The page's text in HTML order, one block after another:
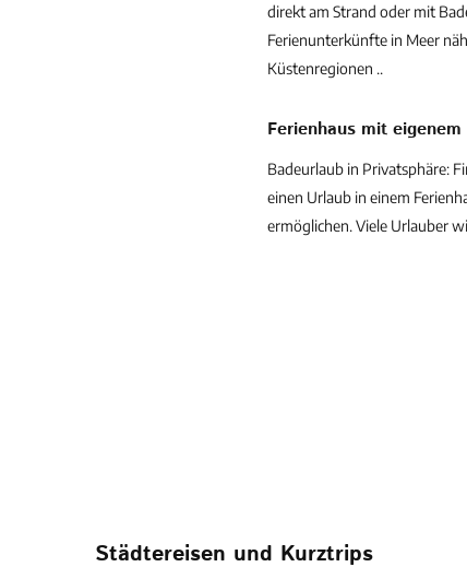
direkt am Strand oder mit
Ferienunterkünfte in Meer
Küstenregionen ..
Ferienhaus mit eigenem
Badeurlaub in Privatsphäre:
einen Urlaub in einem
ermöglichen. Viele Urlauber
Städtereisen und Kurztrips